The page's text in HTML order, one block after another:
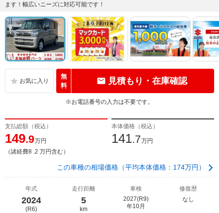
ます！幅広いニーズに対応可能です！
無
料
見積もり・在庫確認
※お電話番号の入力は不要です。
支払総額（税込）
149.9万円
（諸経費8 .2 万円含む）
本体価格（税込）
141.7万円
この車種の相場価格（平均本体価格：174万円）
年式
2024
(R6)
走行距離
5
km
車検
2027(R9)
年10月
修復歴
なし